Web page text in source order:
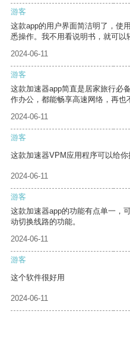
游客
这款app的用户界面简洁明了，使
悉操作。我不用看说明书，就可以
2024-06-11
游客
这款加速器app简直是居家旅行必
作办公，都能畅享高速网络，再也
2024-06-11
游客
这款加速器VPM应用程序可以给你
2024-06-11
游客
这款加速器app的功能有点单一，
动切换线路的功能。
2024-06-11
游客
这个软件很好用
2024-06-11